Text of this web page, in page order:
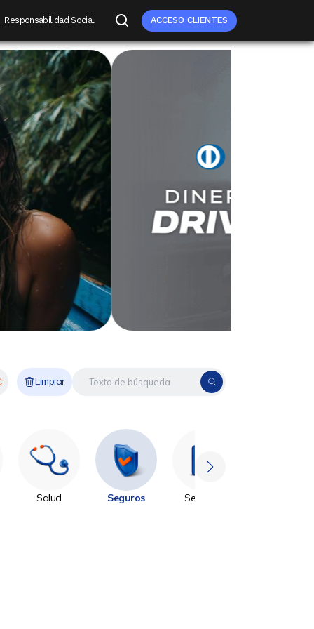
Responsabilidad Social ACCESO CLIENTES
Limpiar
Salud Seguros Servicios